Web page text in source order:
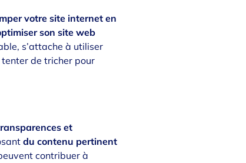
votre site internet en
son site web
s’attache à utiliser
tenter de tricher pour
et
du contenu pertinent
contribuer à